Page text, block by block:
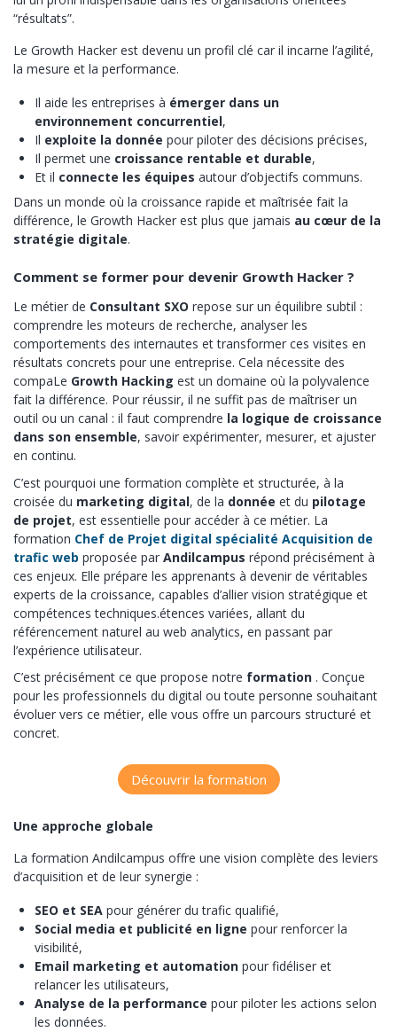
“résultats”.
Le Growth Hacker est devenu un profil clé car il incarne l’agilité,
la mesure et la performance.
Il aide les entreprises à émerger dans un
environnement concurrentiel,
Il exploite la donnée pour piloter des décisions précises,
Il permet une croissance rentable et durable,
Et il connecte les équipes autour d’objectifs communs.
Dans un monde où la croissance rapide et maîtrisée fait la
différence, le Growth Hacker est plus que jamais au cœur de la
stratégie digitale.
Comment se former pour devenir Growth Hacker ?
Le métier de Consultant SXO repose sur un équilibre subtil :
comprendre les moteurs de recherche, analyser les
comportements des internautes et transformer ces visites en
résultats concrets pour une entreprise. Cela nécessite des
compaLe Growth Hacking est un domaine où la polyvalence
fait la différence. Pour réussir, il ne suffit pas de maîtriser un
outil ou un canal : il faut comprendre la logique de croissance
dans son ensemble, savoir expérimenter, mesurer, et ajuster
en continu.
C’est pourquoi une formation complète et structurée, à la
croisée du marketing digital, de la donnée et du pilotage
de projet, est essentielle pour accéder à ce métier. La
formation Chef de Projet digital spécialité Acquisition de
trafic web proposée par Andilcampus répond précisément à
ces enjeux. Elle prépare les apprenants à devenir de véritables
experts de la croissance, capables d’allier vision stratégique et
compétences techniques.étences variées, allant du
référencement naturel au web analytics, en passant par
l’expérience utilisateur.
C’est précisément ce que propose notre formation . Conçue
pour les professionnels du digital ou toute personne souhaitant
évoluer vers ce métier, elle vous offre un parcours structuré et
concret.
Découvrir la formation
Une approche globale
La formation Andilcampus offre une vision complète des leviers
d’acquisition et de leur synergie :
SEO et SEA pour générer du trafic qualifié,
Social media et publicité en ligne pour renforcer la
visibilité,
Email marketing et automation pour fidéliser et
relancer les utilisateurs,
Analyse de la performance pour piloter les actions selon
les données.